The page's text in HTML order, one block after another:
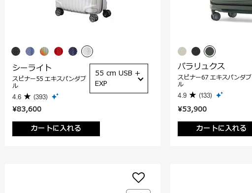
¥83,600
カートに入れる
シーライト
スピナー55 エキスパンダブ
ル
4.6 (393)
55 cm USB +
EXP
¥53,900
カートに入れる
パラリュクス
スピナー67 エキスパンダブ
ル
4.9 (133)